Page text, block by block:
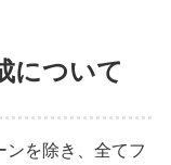
について
を除き、全てフ